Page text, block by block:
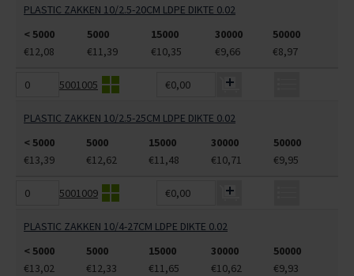
PLASTIC ZAKKEN 10/2.5-20CM LDPE DIKTE 0.02
< 5000
5000 15000 30000
50000
€12,08
€11,39 €10,35 €9,66 €8,97
5001005 €0,00
PLASTIC ZAKKEN 10/2.5-25CM LDPE DIKTE 0.02
< 5000
5000 15000 30000
50000
€13,39
€12,62 €11,48 €10,71 €9,95
5001009 €0,00
PLASTIC ZAKKEN 10/4-27CM LDPE DIKTE 0.02
< 5000
5000 15000 30000
50000
€13,02
€12,33 €11,65 €10,62 €9,93